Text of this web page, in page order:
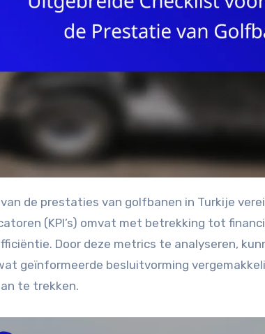
(KPI’s) omvat met betrekking tot
Door deze metrics te analyseren,
geïnformeerde besluitvorming
te trekken.